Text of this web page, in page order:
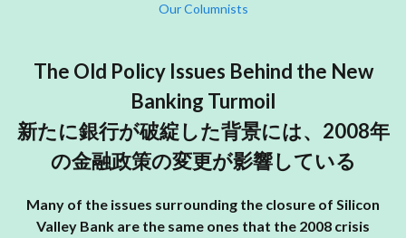
Our Columnists
The Old Policy Issues Behind the New
Banking Turmoil
新たに銀行が破綻した背景には、2008年
の金融政策の変更が影響している
Many of the issues surrounding the closure of Silicon
Valley Bank are the same ones that the 2008 crisis